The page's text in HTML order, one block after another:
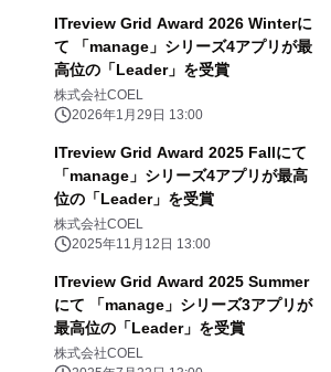
ITreview Grid Award 2026 Winterに
て 「manage」シリーズ4アプリが最
高位の「Leader」を受賞
株式会社COEL
2026年1月29日 13:00
ITreview Grid Award 2025 Fallにて
「manage」シリーズ4アプリが最高
位の「Leader」を受賞
株式会社COEL
2025年11月12日 13:00
ITreview Grid Award 2025 Summer
にて 「manage」シリーズ3アプリが
最高位の「Leader」を受賞
株式会社COEL